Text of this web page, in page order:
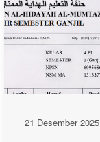
21 Desember 2025